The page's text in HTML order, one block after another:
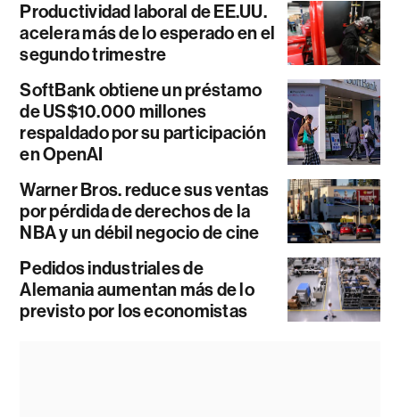
Productividad laboral de EE.UU.
acelera más de lo esperado en el
segundo trimestre
SoftBank obtiene un préstamo
de US$10.000 millones
respaldado por su participación
en OpenAI
Warner Bros. reduce sus ventas
por pérdida de derechos de la
NBA y un débil negocio de cine
Pedidos industriales de
Alemania aumentan más de lo
previsto por los economistas